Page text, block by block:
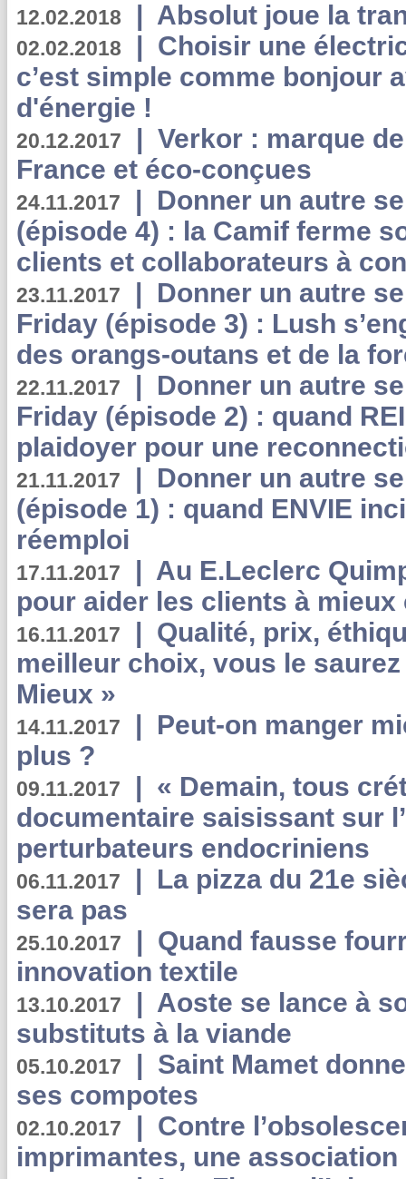
12.02.2018 | Absolut joue la
02.02.2018 | Choisir une
c’est simple comme bonjour
d'énergie !
20.12.2017 | Verkor : marque
France et éco-conçues
24.11.2017 | Donner un autre
(épisode 4) : la Camif ferme
clients et collaborateurs à
23.11.2017 | Donner un autre
Friday (épisode 3) : Lush
des orangs-outans et de la
22.11.2017 | Donner un autre
Friday (épisode 2) : quand
plaidoyer pour une
21.11.2017 | Donner un autre
(épisode 1) : quand ENVIE
réemploi
17.11.2017 | Au E.Leclerc
pour aider les clients à
16.11.2017 | Qualité, prix,
meilleur choix, vous le
Mieux »
14.11.2017 | Peut-on manger
plus ?
09.11.2017 | « Demain, tous
documentaire saisissant sur
perturbateurs endocriniens
06.11.2017 | La pizza du 21e
sera pas
25.10.2017 | Quand fausse
innovation textile
13.10.2017 | Aoste se lance à
substituts à la viande
05.10.2017 | Saint Mamet
ses compotes
02.10.2017 | Contre
imprimantes, une